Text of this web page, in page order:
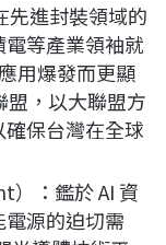
先進封裝領域的
等產業領袖就
用爆發而更顯
盟，以大聯盟方
保台灣在全球
）：鑑於 AI 資
源的迫切需